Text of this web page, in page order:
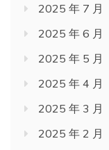
2025 年 7 月
2025 年 6 月
2025 年 5 月
2025 年 4 月
2025 年 3 月
2025 年 2 月